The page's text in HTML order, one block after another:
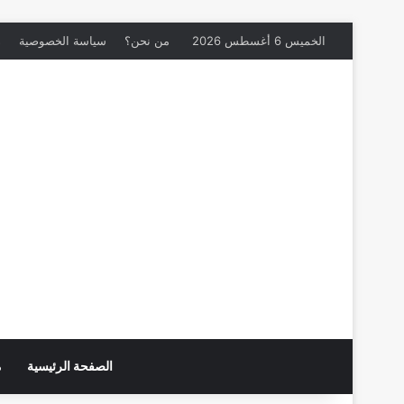
الخميس 6 أغسطس 2026 من نحن؟ سياسة الخصوصية
الصفحة الرئيسية